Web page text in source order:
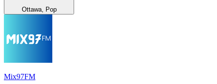
Ottawa, Pop
Mix97FM